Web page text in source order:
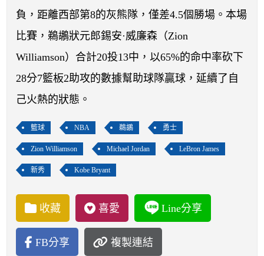
負，距離西部第8的灰熊隊，僅差4.5個勝場。本場
比賽，鵜鶘狀元郎錫安·威廉森（Zion
Williamson）合計20投13中，以65%的命中率砍下
28分7籃板2助攻的數據幫助球隊贏球，延續了自
己火熱的狀態。
籃球 NBA 鵜鶘 勇士
Zion Williamson Michael Jordan LeBron James
新秀 Kobe Bryant
收藏 喜愛 Line分享
FB分享 複製連結